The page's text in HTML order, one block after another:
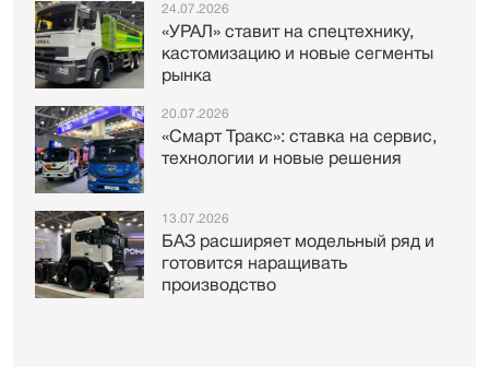
24.07.2026
«УРАЛ» ставит на спецтехнику,
кастомизацию и новые сегменты
рынка
20.07.2026
«Смарт Тракс»: ставка на сервис,
технологии и новые решения
13.07.2026
БАЗ расширяет модельный ряд и
готовится наращивать
производство